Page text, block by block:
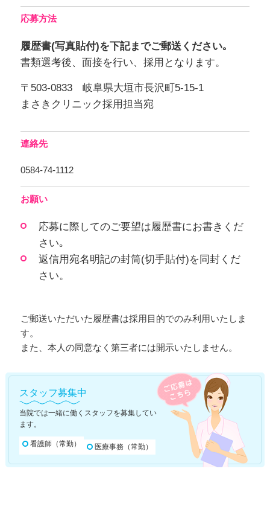
応募方法
履歴書(写真貼付)を下記までご郵送ください｡
書類選考後、面接を行い、採用となります。
〒503-0833 岐阜県大垣市長沢町5-15-1
まさきクリニック採用担当宛
連絡先
0584-74-1112
お願い
応募に際してのご要望は履歴書にお書きくだ
さい｡
返信用宛名明記の封筒(切手貼付)を同封くだ
さい。
ご郵送いただいた履歴書は採用目的でのみ利用いたしま
す。
また、本人の同意なく第三者には開示いたしません。
スタッフ募集中
当院では一緒に働くスタッフを募集してい
ます。
看護師（常勤） 医療事務（常勤）